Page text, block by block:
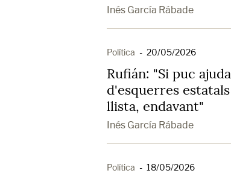
Inés García Rábade
Política - 20/05/2026
Rufián: "Si puc
d'esquerres
llista, endavant"
Inés García Rábade
Política - 18/05/2026